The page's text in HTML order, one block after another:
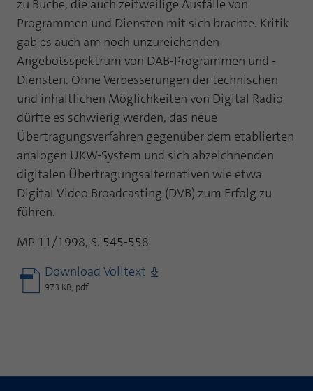
zu Buche, die auch zeitweilige Ausfälle von
Programmen und Diensten mit sich brachte. Kritik
gab es auch am noch unzureichenden
Angebotsspektrum von DAB-Programmen und -
Diensten. Ohne Verbesserungen der technischen
und inhaltlichen Möglichkeiten von Digital Radio
dürfte es schwierig werden, das neue
Übertragungsverfahren gegenüber dem etablierten
analogen UKW-System und sich abzeichnenden
digitalen Übertragungsalternativen wie etwa
Digital Video Broadcasting (DVB) zum Erfolg zu
führen.
MP 11/1998, S. 545-558
Download Volltext
973 KB, pdf